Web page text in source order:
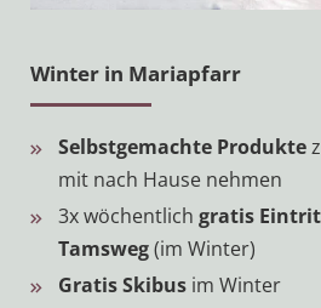
Winter in Mariapfarr
Selbstgemachte Produkte
mit nach Hause nehmen
3x wöchentlich gratis
Tamsweg(im Winter)
Gratis Skibus im Winter